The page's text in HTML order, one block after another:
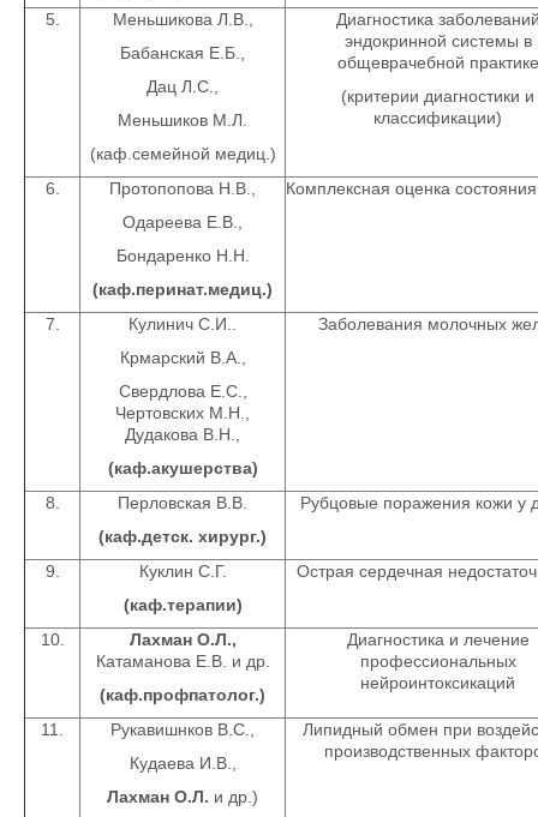
5.
Меньшикова Л.В.,
Бабанская Е.Б.,
Дац Л.С.,
Меньшиков М.Л.
(каф.семейной медиц.)
Диагностика
эндокринной системы в
общеврачебной практике
(критерии диагностики и
классификации)
6.
Протопопова Н.В.,
Одареева Е.В.,
Бондаренко Н.Н.
(каф.перинат.медиц.)
Комплексная оценка
7.
Кулинич С.И..
Крмарский В.А.,
Свердлова Е.С.,
Чертовских М.Н.,
Дудакова В.Н.,
(каф.акушерства)
Заболевания молочных
8.
Перловская В.В.
(каф.детск. хирург.)
Рубцовые поражения кожи у
9.
Куклин С.Г.
(каф.терапии)
Острая сердечная
10.
Лахман О.Л.,
Катаманова Е.В. и др.
(каф.профпатолог.)
Диагностика и лечение
профессиональных
нейроинтоксикаций
11.
Рукавишнков В.С.,
Кудаева И.В.,
Лахман О.Л. и др.)
Липидный обмен при
производственных